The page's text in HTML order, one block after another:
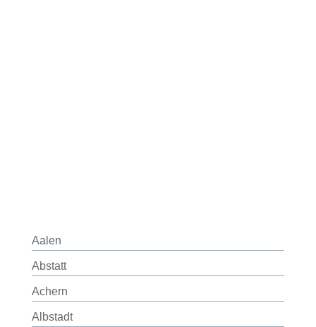
Aalen
Abstatt
Achern
Albstadt